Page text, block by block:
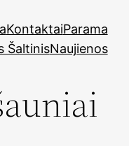
KontaktaiParama
ŠaltinisNaujienos